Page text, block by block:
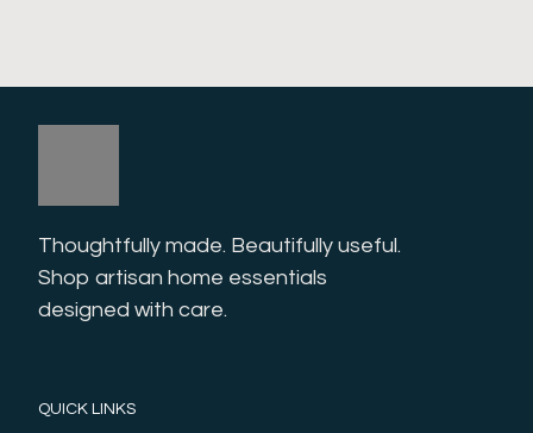
Thoughtfully made. Beautifully useful.
Shop artisan home essentials
designed with care.
QUICK LINKS